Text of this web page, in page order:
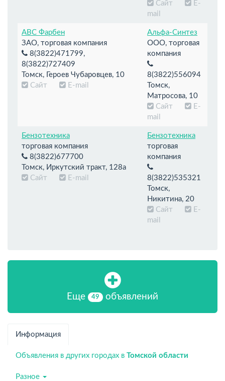
Сайт
E-
mail
АВС Фарбен
ЗАО, торговая компания
8(3822)471799,
8(3822)727409
Томск, Героев Чубаровцев, 10
Сайт
E-mail
Альфа-Синтез
ООО, торговая
компания
8(3822)556094
Томск,
Матросова, 10
Сайт
E-
mail
Бензотехника
торговая компания
8(3822)677700
Томск, Иркутский тракт, 128а
Сайт
E-mail
Бензотехника
торговая
компания
8(3822)535321
Томск,
Никитина, 20
Сайт
E-
mail
Еще 49 объявлений
Информация
Объявления в других городах в Томской области
Разное